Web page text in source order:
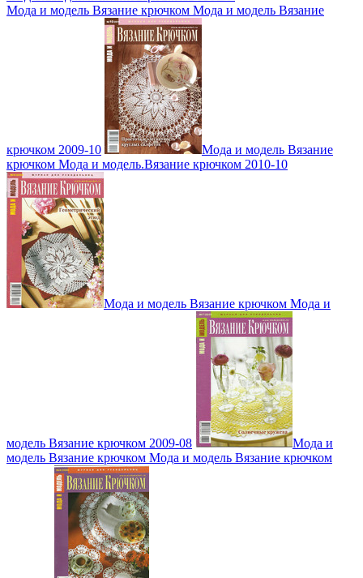
Мода и модель Вязание крючком Мода и модель Вязание
крючком 2009-10
Мода и модель Вязание
крючком Мода и модель.Вязание крючком 2010-10
Мода и модель Вязание крючком Мода и
модель Вязание крючком 2009-08
Мода и
модель Вязание крючком Мода и модель Вязание крючком